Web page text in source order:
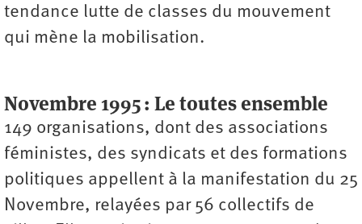
tendance lutte de classes du mouvement
qui mène la mobilisation.
Novembre 1995 : Le toutes ensemble
149 organisations, dont des associations
féministes, des syndicats et des formations
politiques appellent à la manifestation du 25
Novembre, relayées par 56 collectifs de